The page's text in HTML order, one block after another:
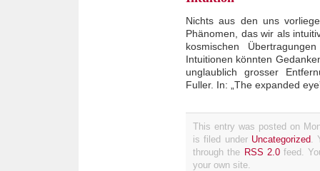
Nichts aus den uns
Phänomen, das wir als
kosmischen
Intuitionen könnten
unglaublich grosser
Fuller. In: „The expanded
This entry was posted on
is filed under Uncategorized
through the RSS 2.0feed.
your own site.